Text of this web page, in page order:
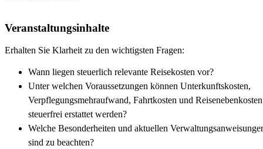
Veranstaltungsinhalte
Erhalten Sie Klarheit zu den wichtigsten Fragen:
Wann liegen steuerlich relevante Reisekosten vor?
Unter welchen Voraussetzungen können Unterkunftskosten,
Verpflegungsmehraufwand, Fahrtkosten und Reisenebenkosten
steuerfrei erstattet werden?
Welche Besonderheiten und aktuellen
sind zu beachten?